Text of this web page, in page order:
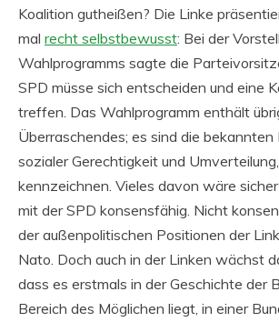
Koalition gutheißen? Die Linke
mal recht selbstbewusst: Bei der
Wahlprogramms sagte die
SPD müsse sich entscheiden und eine
treffen. Das Wahlprogramm enthält
Überraschendes; es sind die bekannten
sozialer Gerechtigkeit und
kennzeichnen. Vieles davon wäre
mit der SPD konsensfähig. Nicht
der außenpolitischen Positionen der
Nato. Doch auch in der Linken wächst
dass es erstmals in der Geschichte der
Bereich des Möglichen liegt, in einer